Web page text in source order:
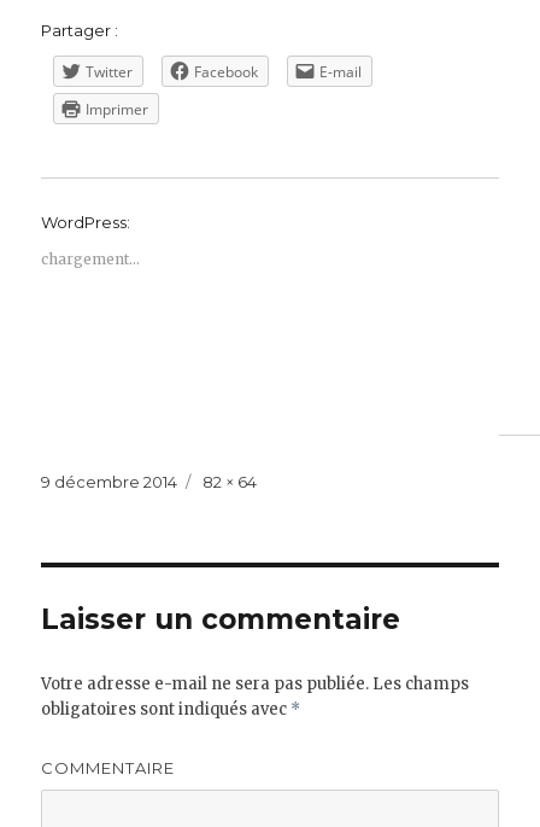
Partager :
Twitter Facebook
E-mail
Imprimer
WordPress:
chargement…
Publié
9 décembre 2014
Taille
82 × 64
Laisser un commentaire
Votre adresse e-mail ne sera pas publiée. Les champs
obligatoires sont indiqués avec *
COMMENTAIRE